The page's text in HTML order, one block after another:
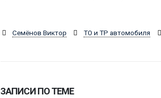
Семёнов Виктор ТО и ТР автомобиля
ЗАПИСИ ПО ТЕМЕ